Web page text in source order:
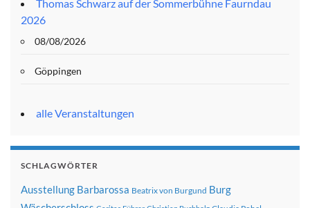
Thomas Schwarz auf der Sommerbühne Faurndau
2026
08/08/2026
Göppingen
alle Veranstaltungen
SCHLAGWÖRTER
Ausstellung Barbarossa Beatrix von Burgund Burg